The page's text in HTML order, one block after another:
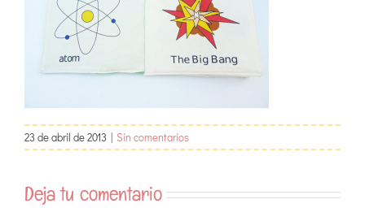
23 de abril de 2013 | Sin comentarios
Deja tu comentario